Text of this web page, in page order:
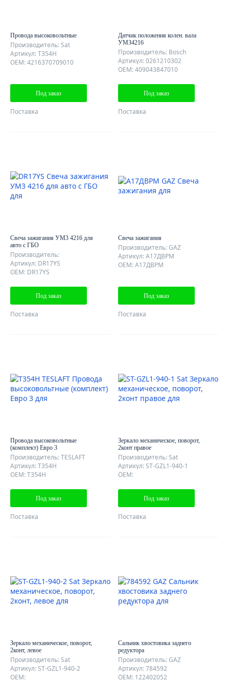
Провода высоковольтные
Производитель: Sat
Артикул: T354H
OEM: 4216370709010
Под заказ
Поставка
Датчик положения колен. вала
УМЗ4216
Производитель: Bosch
Артикул: 0261210302
OEM: 409043847010
Под заказ
Поставка
Свеча зажигания УМ3 4216 для
авто с ГБО
Производитель:
Артикул: DR17YS
OEM: DR17YS
Под заказ
Поставка
Свеча зажигания
Производитель: GAZ
Артикул: A17ДBPM
OEM: A17ДBPM
Под заказ
Поставка
Провода высоковольтные
(комплект) Евро 3
Производитель: TESLAFT
Артикул: T354H
OEM: T354H
Под заказ
Поставка
Зеркало механическое, поворот,
2конт правое
Производитель: Sat
Артикул: ST-GZL1-940-1
OEM:
Под заказ
Поставка
Зеркало механическое, поворот,
2конт, левое
Производитель: Sat
Артикул: ST-GZL1-940-2
OEM:
Сальник хвостовика заднего
редуктора
Производитель: GAZ
Артикул: 784592
OEM: 122402052